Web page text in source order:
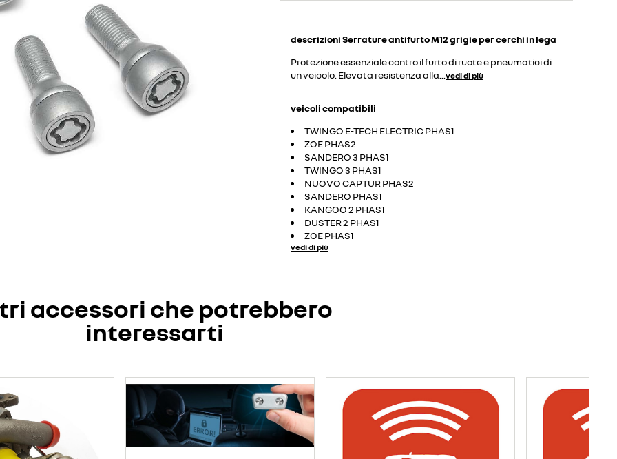
descrizioniSerrature antifurto M12 grigie per cerchi in lega
Protezione essenziale contro il furto di ruote e pneumatici di
un veicolo. Elevata resistenza alla
vedi di più
veicoli compatibili
TWINGO E-TECH ELECTRIC PHAS1
ZOE PHAS2
SANDERO 3 PHAS1
TWINGO 3 PHAS1
NUOVO CAPTUR PHAS2
SANDERO PHAS1
KANGOO 2 PHAS1
DUSTER 2 PHAS1
ZOE PHAS1
vedi di più
accessori che potrebbero
interessarti